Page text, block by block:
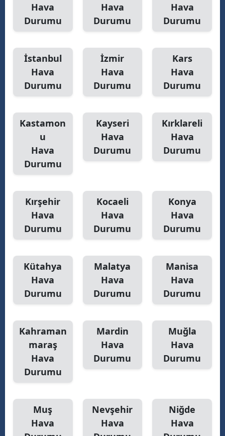
Hava
Durumu
Hava
Durumu
Hava
Durumu
İstanbul
Hava
Durumu
İzmir
Hava
Durumu
Kars
Hava
Durumu
Kastamon
u
Hava
Durumu
Kayseri
Hava
Durumu
Kırklareli
Hava
Durumu
Kırşehir
Hava
Durumu
Kocaeli
Hava
Durumu
Konya
Hava
Durumu
Kütahya
Hava
Durumu
Malatya
Hava
Durumu
Manisa
Hava
Durumu
Kahraman
maraş
Hava
Durumu
Mardin
Hava
Durumu
Muğla
Hava
Durumu
Muş
Hava
Nevşehir
Hava
Niğde
Hava